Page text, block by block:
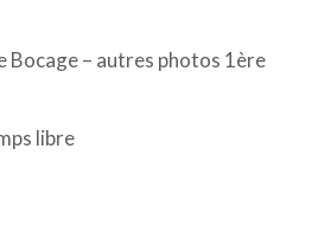
Bocage – autres photos 1ère
libre